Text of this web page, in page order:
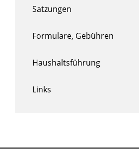
Satzungen
Formulare, Gebühren
Haushaltsführung
Links